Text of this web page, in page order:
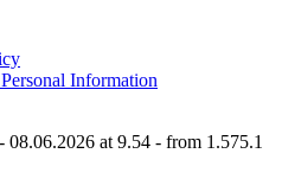
Information
at 9.54 - from 1.575.1